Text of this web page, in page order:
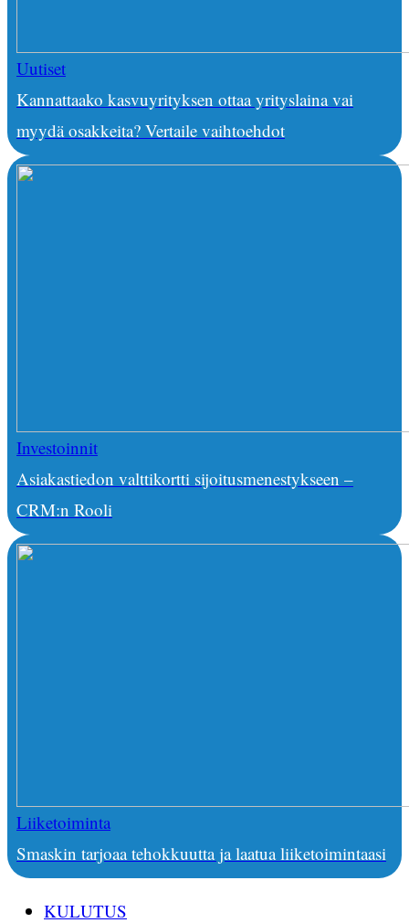
Uutiset
Kannattaako kasvuyrityksen ottaa yrityslaina vai
myydä osakkeita? Vertaile vaihtoehdot
Investoinnit
Asiakastiedon valttikortti sijoitusmenestykseen –
CRM:n Rooli
Liiketoiminta
Smaskin tarjoaa tehokkuutta ja laatua liiketoimintaasi
KULUTUS